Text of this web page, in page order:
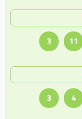
3
11
3
4